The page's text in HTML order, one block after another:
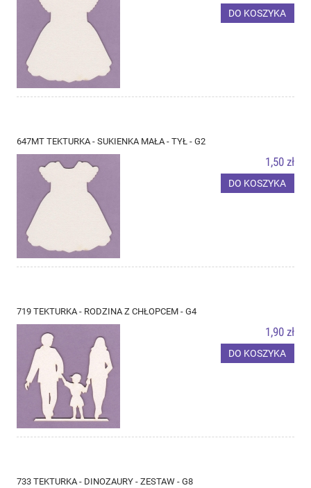
DO KOSZYKA
647MT TEKTURKA - SUKIENKA MAŁA - TYŁ - G2
1,50 zł
DO KOSZYKA
719 TEKTURKA - RODZINA Z CHŁOPCEM - G4
1,90 zł
DO KOSZYKA
733 TEKTURKA - DINOZAURY - ZESTAW - G8